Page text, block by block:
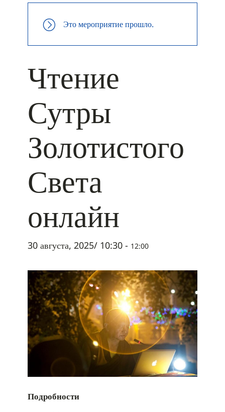
Это мероприятие прошло.
Чтение
Сутры
Золотистого
Света
онлайн
30 августа, 2025/ 10:30 - 12:00
Подробности